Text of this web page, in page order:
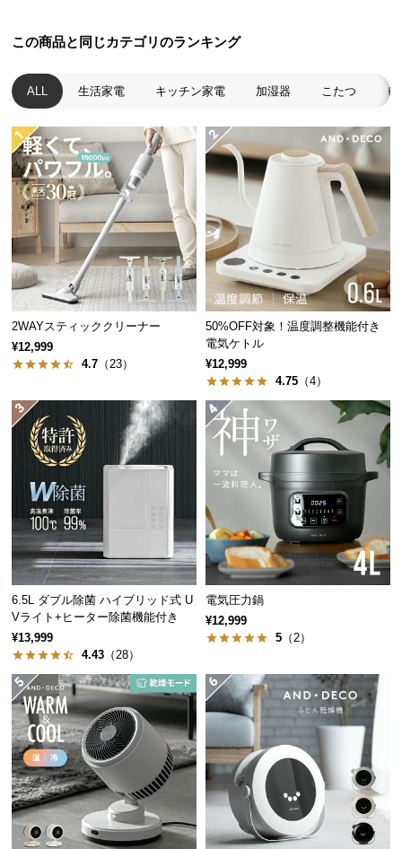
商
の
配
送
に
つ
い
小
型
商
配
に
つ
い
て
開
梱
設
置
サ
ー
ス
つ
い
て
搬
入
経
路
この商品と同じカテゴリのランキング
ALL 生活家電 キッチン家電 加湿器 こたつ ヒ
2WAYスティッククリーナー
¥12,999
4.7 （23）
50%OFF対象！温度調整機能付き
電気ケトル
¥12,999
4.75 （4）
6.5L ダブル除菌 ハイブリッド式 U
Vライト+ヒーター除菌機能付き
¥13,999
4.43 （28）
電気圧力鍋
¥12,999
5 （2）